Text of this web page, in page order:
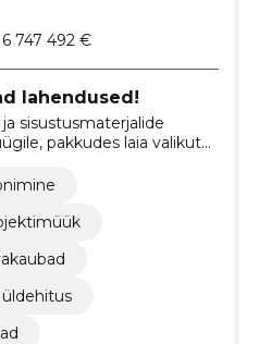
6 747 492 €
lahendused!
sisustusmaterjalide
pakkudes laia valikut
rauakaupadest ja
sanitaartehnika,
üldehitus